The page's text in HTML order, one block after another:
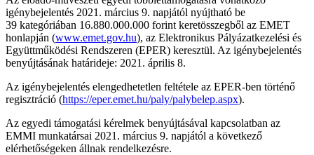
igénybejelentés 2021. március 9. napjától nyújtható be
39 kategóriában 16.880.000.000 forint keretösszegből az EMET
honlapján (www.emet.gov.hu), az Elektronikus Pályázatkezelési és
Együttműködési Rendszeren (EPER) keresztül. Az igénybejelentés
benyújtásának határideje: 2021. április 8.
Az igénybejelentés elengedhetetlen feltétele az EPER-ben történő
regisztráció (https://eper.emet.hu/paly/palybelep.aspx).
Az egyedi támogatási kérelmek benyújtásával kapcsolatban az
EMMI munkatársai 2021. március 9. napjától a következő
elérhetőségeken állnak rendelkezésre.